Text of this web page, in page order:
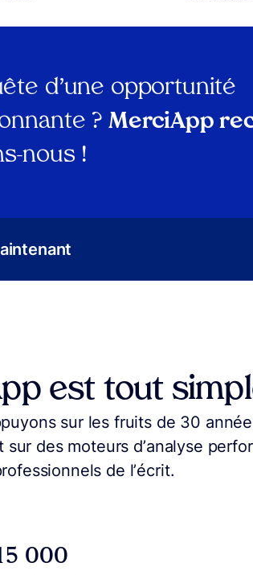
d’une opportunité
? MerciApp
nous !
est tout
sur les fruits de 30
des moteurs d’analyse
de l’écrit.
000